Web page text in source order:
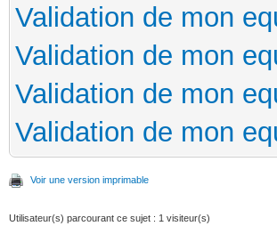
Validation de mon
Validation de mon
Validation de mon
Validation de mon
Voir une version imprimable
Utilisateur(s) parcourant ce sujet : 1 visiteur(s)